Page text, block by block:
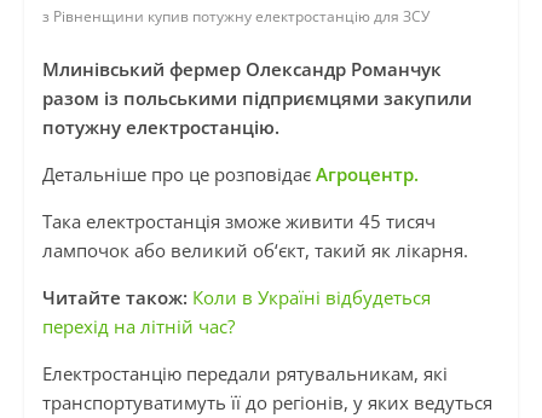
з Рівненщини купив потужну електростанцію для ЗСУ
Млинівський фермер Олександр Романчук
разом із польськими підприємцями закупили
потужну електростанцію.
Детальніше про це розповідає Агроцентр.
Така електростанція зможе живити 45 тисяч
лампочок або великий об‘єкт, такий як лікарня.
Читайте також: Коли в Україні відбудеться
перехід на літній час?
Електростанцію передали рятувальникам, які
транспортуватимуть її до регіонів, у яких ведуться